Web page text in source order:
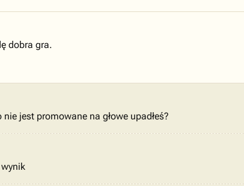
dobra gra.
jest promowane na głowe upadłeś?